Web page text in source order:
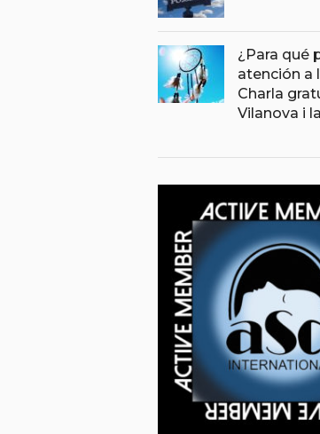
¿Para qué
atención a
Charla
Vilanova i